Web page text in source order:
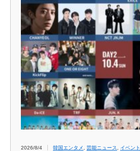
2026/8/4 韓国エンタメ 芸能ニュース イベント